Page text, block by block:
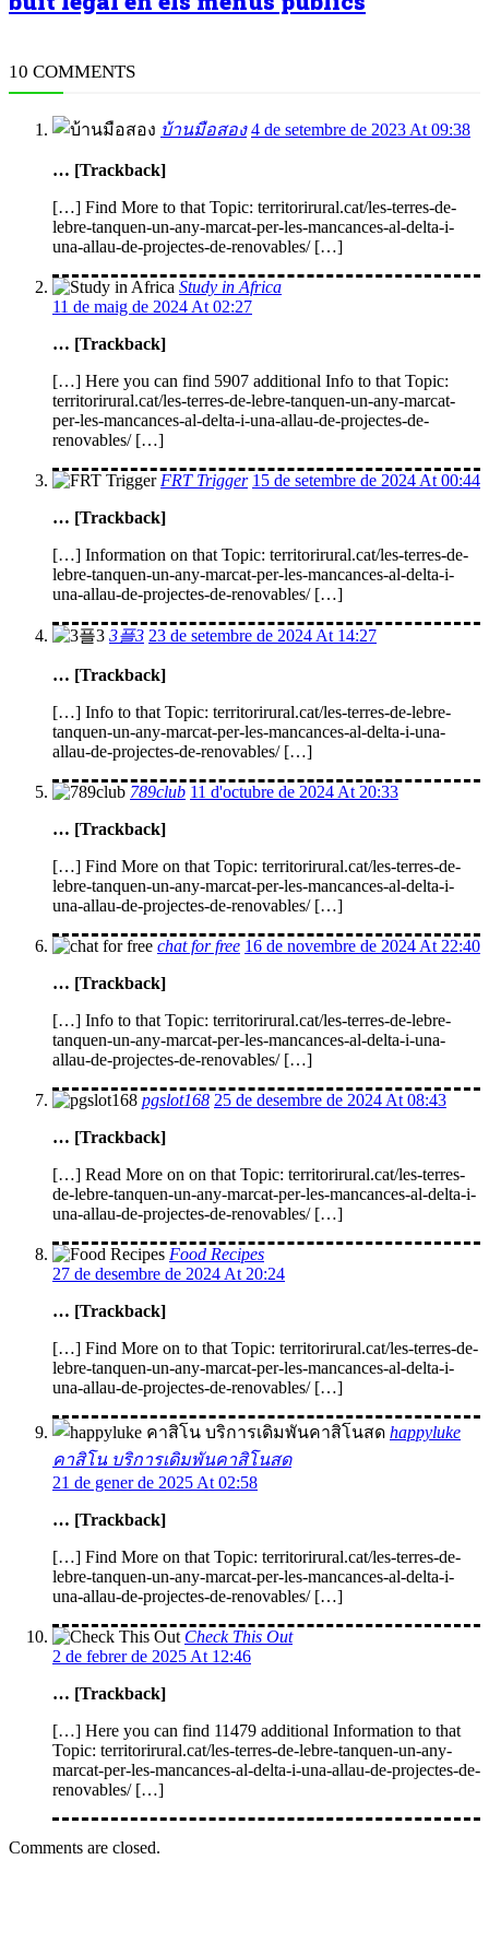
10 COMMENTS
บ้านมือสอง 4 de setembre de 2023 At 09:38
… [Trackback]
[…] Find More to that Topic: territorirural.cat/les-terres-de-
lebre-tanquen-un-any-marcat-per-les-mancances-al-delta-i-
una-allau-de-projectes-de-renovables/ […]
Study in Africa
11 de maig de 2024 At 02:27
… [Trackback]
[…] Here you can find 5907 additional Info to that Topic:
territorirural.cat/les-terres-de-lebre-tanquen-un-any-marcat-
per-les-mancances-al-delta-i-una-allau-de-projectes-de-
renovables/ […]
FRT Trigger 15 de setembre de 2024 At 00:44
… [Trackback]
[…] Information on that Topic: territorirural.cat/les-terres-de-
lebre-tanquen-un-any-marcat-per-les-mancances-al-delta-i-
una-allau-de-projectes-de-renovables/ […]
3플3 23 de setembre de 2024 At 14:27
… [Trackback]
[…] Info to that Topic: territorirural.cat/les-terres-de-lebre-
tanquen-un-any-marcat-per-les-mancances-al-delta-i-una-
allau-de-projectes-de-renovables/ […]
789club 11 d'octubre de 2024 At 20:33
… [Trackback]
[…] Find More on that Topic: territorirural.cat/les-terres-de-
lebre-tanquen-un-any-marcat-per-les-mancances-al-delta-i-
una-allau-de-projectes-de-renovables/ […]
chat for free 16 de novembre de 2024 At 22:40
… [Trackback]
[…] Info to that Topic: territorirural.cat/les-terres-de-lebre-
tanquen-un-any-marcat-per-les-mancances-al-delta-i-una-
allau-de-projectes-de-renovables/ […]
pgslot168 25 de desembre de 2024 At 08:43
… [Trackback]
[…] Read More on on that Topic: territorirural.cat/les-terres-
de-lebre-tanquen-un-any-marcat-per-les-mancances-al-delta-i-
una-allau-de-projectes-de-renovables/ […]
Food Recipes
27 de desembre de 2024 At 20:24
… [Trackback]
[…] Find More on to that Topic: territorirural.cat/les-terres-de-
lebre-tanquen-un-any-marcat-per-les-mancances-al-delta-i-
una-allau-de-projectes-de-renovables/ […]
happyluke
คาสิโน บริการเดิมพันคาสิโนสด
21 de gener de 2025 At 02:58
… [Trackback]
[…] Find More on that Topic: territorirural.cat/les-terres-de-
lebre-tanquen-un-any-marcat-per-les-mancances-al-delta-i-
una-allau-de-projectes-de-renovables/ […]
Check This Out
2 de febrer de 2025 At 12:46
… [Trackback]
[…] Here you can find 11479 additional Information to that
Topic: territorirural.cat/les-terres-de-lebre-tanquen-un-any-
marcat-per-les-mancances-al-delta-i-una-allau-de-projectes-de-
renovables/ […]
Comments are closed.